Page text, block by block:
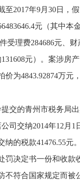
至2017年9月30日，
元（其中本
受理费284686元、
元）。案涉房
价为4843.92874万元
交的青州市税务局
司交纳2014年12月1
纳的税款41476.55元
罚决定书一份和收款
不符合国家规定而被